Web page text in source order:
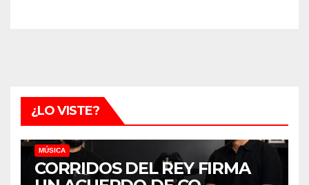
¿LO VISTE?
MÚSICA
CORRIDOS DEL REY FIRMA